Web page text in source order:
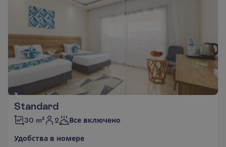
Standard
30 m² 2 Все включено
Удобства в номере